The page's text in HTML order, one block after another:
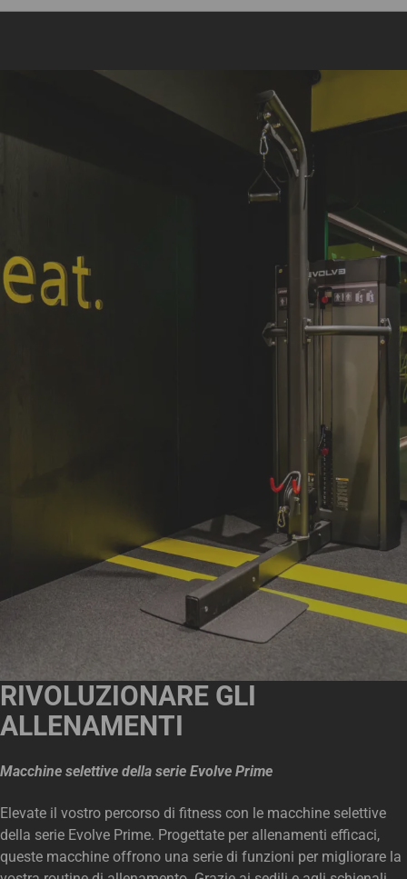
RIVOLUZIONARE GLI
ALLENAMENTI
Macchine selettive della serie Evolve Prime
Elevate il vostro percorso di fitness con le macchine selettive
della serie Evolve Prime. Progettate per allenamenti efficaci,
queste macchine offrono una serie di funzioni per migliorare la